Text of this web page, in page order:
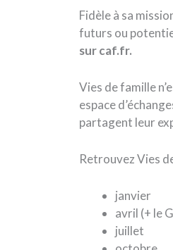
Fidèle à sa
futurs ou
sur caf.fr.
Vies de famille
espace
partagent leur
Retrouvez Vies
janvier
avril (+ le
juillet